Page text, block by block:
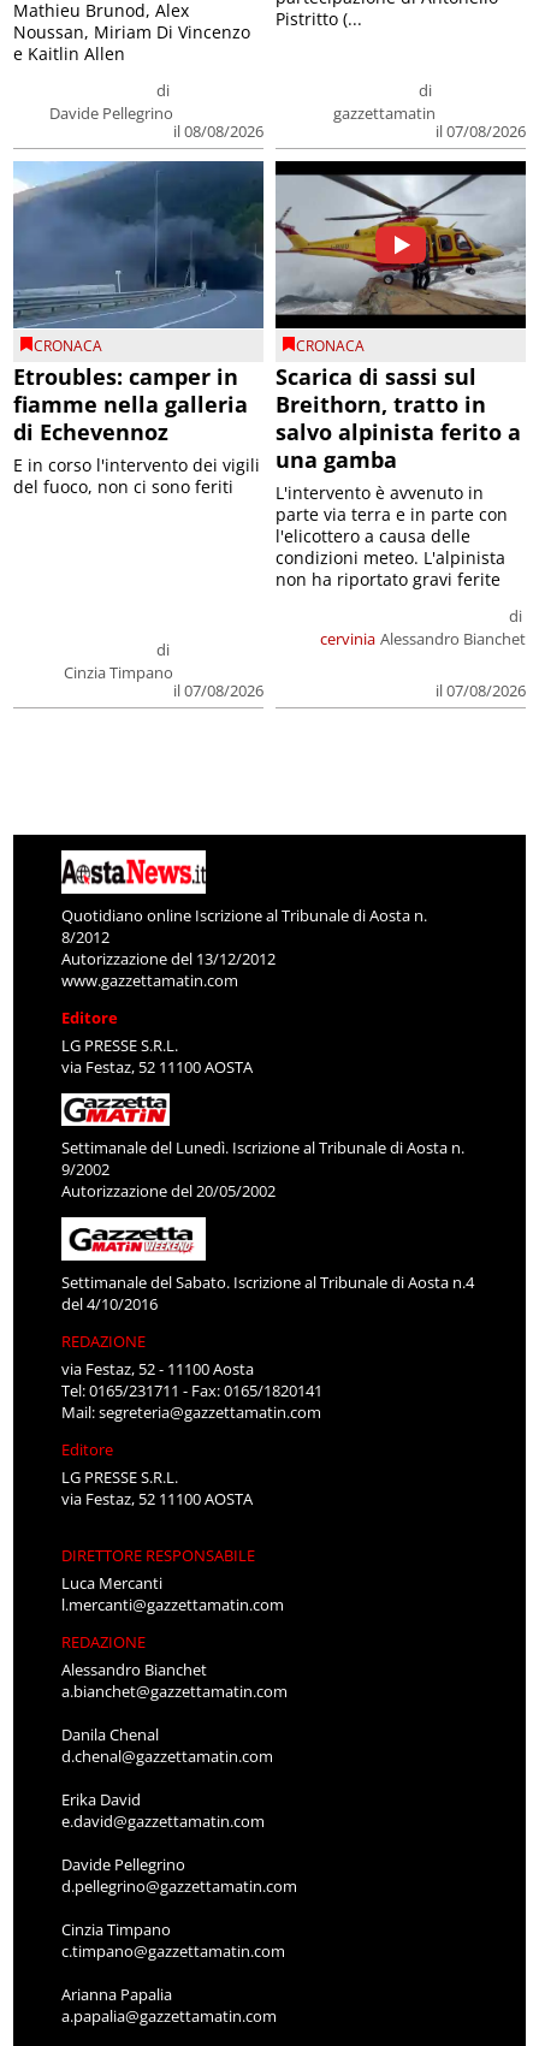
di
Davide Pellegrino
il 08/08/2026
Mathieu Brunod, Alex
Noussan, Miriam Di Vincenzo
e Kaitlin Allen
di
gazzettamatin
il 07/08/2026
Pistritto (...
CRONACA
Etroubles: camper in
fiamme nella galleria
di Echevennoz
di
Cinzia Timpano
il 07/08/2026
E in corso l'intervento dei vigili
del fuoco, non ci sono feriti
CRONACA
Scarica di sassi sul
Breithorn, tratto in
salvo alpinista ferito a
una gamba
cervinia
di
Alessandro Bianchet
il 07/08/2026
L'intervento è avvenuto in
parte via terra e in parte con
l'elicottero a causa delle
condizioni meteo. L'alpinista
non ha riportato gravi ferite
Quotidiano online Iscrizione al Tribunale di Aosta n.
8/2012
Autorizzazione del 13/12/2012
www.gazzettamatin.com
Editore
LG PRESSE S.R.L.
via Festaz, 52 11100 AOSTA
Settimanale del Lunedì. Iscrizione al Tribunale di Aosta n.
9/2002
Autorizzazione del 20/05/2002
Settimanale del Sabato. Iscrizione al Tribunale di Aosta n.4
del 4/10/2016
REDAZIONE
via Festaz, 52 - 11100 Aosta
Tel: 0165/231711 - Fax: 0165/1820141
Mail:segreteria@gazzettamatin.com
Editore
LG PRESSE S.R.L.
via Festaz, 52 11100 AOSTA
DIRETTORE RESPONSABILE
Luca Mercanti
l.mercanti@gazzettamatin.com
REDAZIONE
Alessandro Bianchet
a.bianchet@gazzettamatin.com
Danila Chenal
d.chenal@gazzettamatin.com
Erika David
e.david@gazzettamatin.com
Davide Pellegrino
d.pellegrino@gazzettamatin.com
Cinzia Timpano
c.timpano@gazzettamatin.com
Arianna Papalia
a.papalia@gazzettamatin.com